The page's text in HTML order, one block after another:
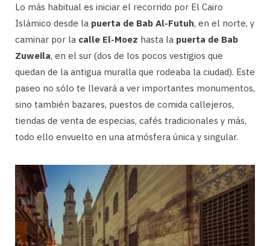
Lo más habitual es iniciar el recorrido por El Cairo
Islámico desde la puerta de Bab Al-Futuh, en el norte, y
caminar por la calle El-Moez hasta la puerta de Bab
Zuweila, en el sur (dos de los pocos vestigios que
quedan de la antigua muralla que rodeaba la ciudad). Este
paseo no sólo te llevará a ver importantes monumentos,
sino también bazares, puestos de comida callejeros,
tiendas de venta de especias, cafés tradicionales y más,
todo ello envuelto en una atmósfera única y singular.